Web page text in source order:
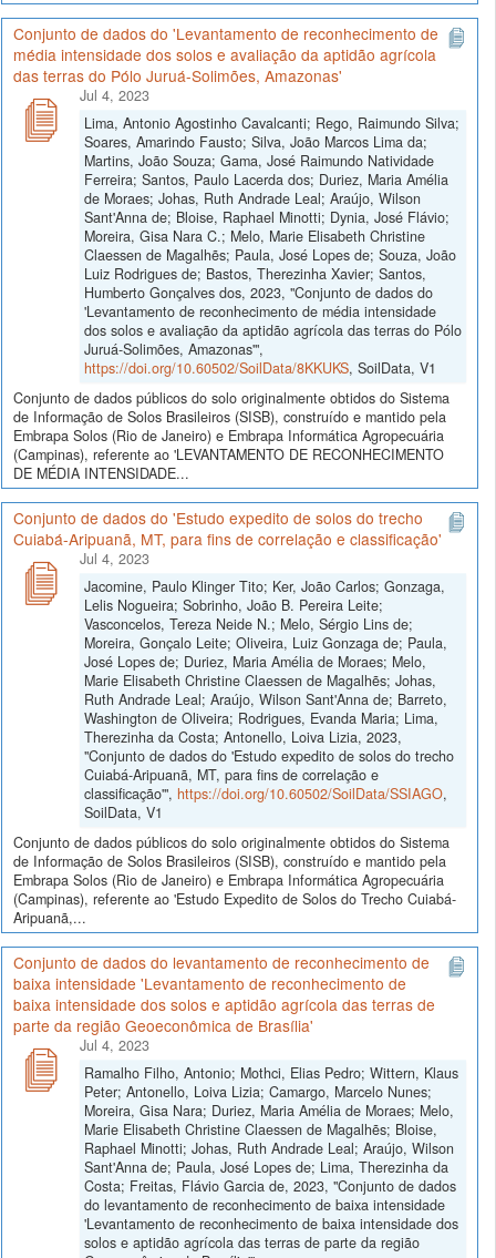
Conjunto de dados do 'Levantamento de reconhecimento de
média intensidade dos solos e avaliação da aptidão agrícola
das terras do Pólo Juruá-Solimões, Amazonas'
Jul 4, 2023
Lima, Antonio Agostinho Cavalcanti; Rego, Raimundo Silva;
Soares, Amarindo Fausto; Silva, João Marcos Lima da;
Martins, João Souza; Gama, José Raimundo Natividade
Ferreira; Santos, Paulo Lacerda dos; Duriez, Maria Amélia
de Moraes; Johas, Ruth Andrade Leal; Araújo, Wilson
Sant'Anna de; Bloise, Raphael Minotti; Dynia, José Flávio;
Moreira, Gisa Nara C.; Melo, Marie Elisabeth Christine
Claessen de Magalhẽs; Paula, José Lopes de; Souza, João
Luiz Rodrigues de; Bastos, Therezinha Xavier; Santos,
Humberto Gonçalves dos, 2023, "Conjunto de dados do
'Levantamento de reconhecimento de média intensidade
dos solos e avaliação da aptidão agrícola das terras do Pólo
Juruá-Solimões, Amazonas'",
https://doi.org/10.60502/SoilData/8KKUKS, SoilData, V1
Conjunto de dados públicos do solo originalmente obtidos do Sistema
de Informação de Solos Brasileiros (SISB), construído e mantido pela
Embrapa Solos (Rio de Janeiro) e Embrapa Informática Agropecuária
(Campinas), referente ao 'LEVANTAMENTO DE RECONHECIMENTO
DE MÉDIA INTENSIDADE...
Conjunto de dados do 'Estudo expedito de solos do trecho
Cuiabá-Aripuanã, MT, para fins de correlação e classificação'
Jul 4, 2023
Jacomine, Paulo Klinger Tito; Ker, João Carlos; Gonzaga,
Lelis Nogueira; Sobrinho, João B. Pereira Leite;
Vasconcelos, Tereza Neide N.; Melo, Sérgio Lins de;
Moreira, Gonçalo Leite; Oliveira, Luiz Gonzaga de; Paula,
José Lopes de; Duriez, Maria Amélia de Moraes; Melo,
Marie Elisabeth Christine Claessen de Magalhẽs; Johas,
Ruth Andrade Leal; Araújo, Wilson Sant'Anna de; Barreto,
Washington de Oliveira; Rodrigues, Evanda Maria; Lima,
Therezinha da Costa; Antonello, Loiva Lizia, 2023,
"Conjunto de dados do 'Estudo expedito de solos do trecho
Cuiabá-Aripuanã, MT, para fins de correlação e
classificação'", https://doi.org/10.60502/SoilData/SSIAGO,
SoilData, V1
Conjunto de dados públicos do solo originalmente obtidos do Sistema
de Informação de Solos Brasileiros (SISB), construído e mantido pela
Embrapa Solos (Rio de Janeiro) e Embrapa Informática Agropecuária
(Campinas), referente ao 'Estudo Expedito de Solos do Trecho Cuiabá-
Aripuanã,...
Conjunto de dados do levantamento de reconhecimento de
baixa intensidade 'Levantamento de reconhecimento de
baixa intensidade dos solos e aptidão agrícola das terras de
parte da região Geoeconômica de Brasília'
Jul 4, 2023
Ramalho Filho, Antonio; Mothci, Elias Pedro; Wittern, Klaus
Peter; Antonello, Loiva Lizia; Camargo, Marcelo Nunes;
Moreira, Gisa Nara; Duriez, Maria Amélia de Moraes; Melo,
Marie Elisabeth Christine Claessen de Magalhẽs; Bloise,
Raphael Minotti; Johas, Ruth Andrade Leal; Araújo, Wilson
Sant'Anna de; Paula, José Lopes de; Lima, Therezinha da
Costa; Freitas, Flávio Garcia de, 2023, "Conjunto de dados
do levantamento de reconhecimento de baixa intensidade
'Levantamento de reconhecimento de baixa intensidade dos
solos e aptidão agrícola das terras de parte da região